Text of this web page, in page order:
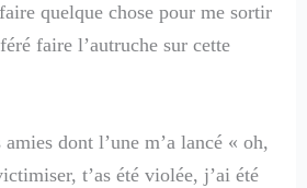
quelque chose pour me sortir
faire l’autruche sur cette
amies dont l’une m’a lancé « oh,
t’as été violée, j’ai été